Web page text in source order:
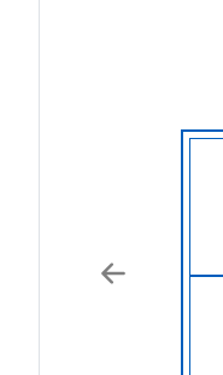
Previous